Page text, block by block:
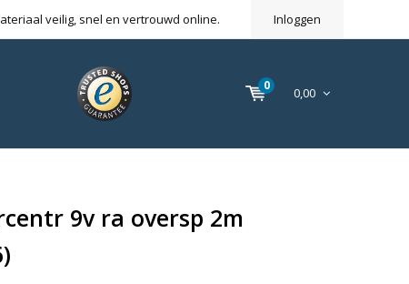
veilig, snel en vertrouwd online. Inloggen
0 0,00
9v ra oversp 2m